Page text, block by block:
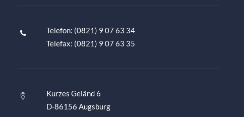
Telefon: (0821) 9 07 63 34
Telefax: (0821) 9 07 63 35
Kurzes Geländ 6
D-86156 Augsburg